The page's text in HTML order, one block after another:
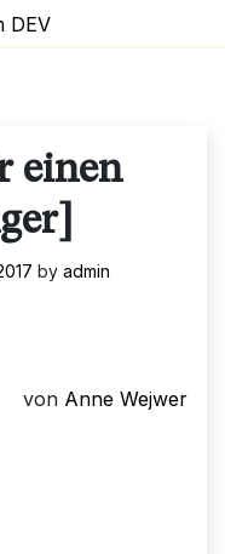
einen
by admin
von Anne Wejwer